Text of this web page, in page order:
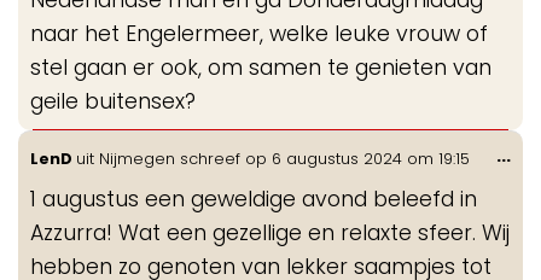
naar het Engelermeer, welke leuke vrouw of
stel gaan er ook, om samen te genieten van
geile buitensex?
LenD uit Nijmegen schreef op 6 augustus 2024 om 19:15
1 augustus een geweldige avond beleefd in
Azzurra! Wat een gezellige en relaxte sfeer. Wij
hebben zo genoten van lekker saampjes tot
...